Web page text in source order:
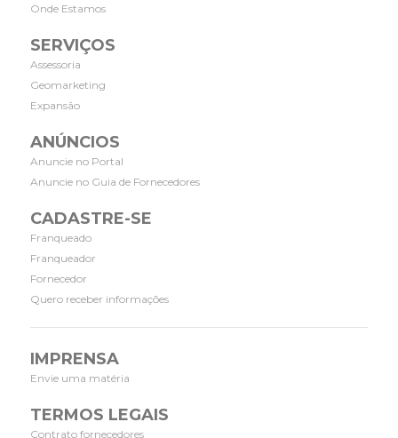
Onde Estamos
SERVIÇOS
Assessoria
Geomarketing
Expansão
ANÚNCIOS
Anuncie no Portal
Anuncie no Guia de Fornecedores
CADASTRE-SE
Franqueado
Franqueador
Fornecedor
Quero receber informações
IMPRENSA
Envie uma matéria
TERMOS LEGAIS
Contrato fornecedores